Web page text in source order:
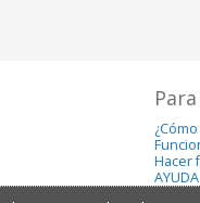
Hacer
AYUDA